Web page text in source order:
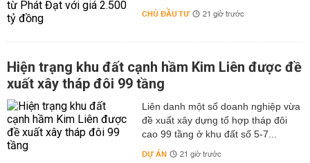
CHỦ ĐẦU TƯ 21 giờ trước
Hiện trạng khu đất cạnh hầm Kim Liên được đề
xuất xây tháp đôi 99 tầng
Liên danh một số doanh nghiệp vừa
đề xuất xây dựng tổ hợp tháp đôi
cao 99 tầng ở khu đất số 5-7...
DỰ ÁN 21 giờ trước